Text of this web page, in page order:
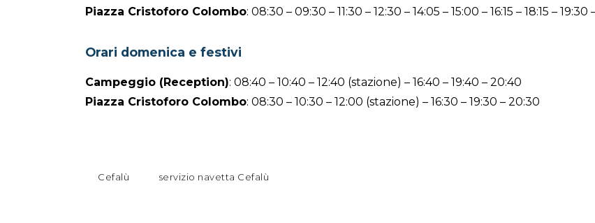
Piazza Cristoforo Colombo: 08:30 – 09:30 – 11:30 – 12:30 – 14:05 – 15:00 – 16:15 – 18:15 –
Orari domenica e festivi
Campeggio (Reception): 08:40 – 10:40 – 12:40 (stazione) – 16:40 – 19:40 – 20:40
Piazza Cristoforo Colombo: 08:30 – 10:30 – 12:00 (stazione) – 16:30 – 19:30 – 20:30
Cefalù servizio navetta Cefalù